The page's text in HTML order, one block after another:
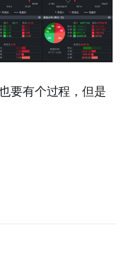
要有个过程，但是